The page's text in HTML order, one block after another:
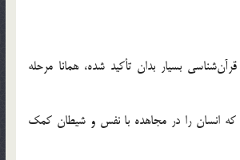
بسيار بدان تأكيد شده، همانا مرحله
كه انسان را در مجاهده با نفس و شيطان كمك